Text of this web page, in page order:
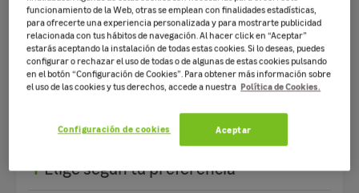
Nosotros nos encargamos de TODO: de entregar la mercancía, de
realizar la obra y de recoger todo al finalizar*.
*(Servicio de retirada de escombro no incluido, consulte
condiciones en tienda)
1 Elige según tu preferencia
funcionamiento de la Web, otras se emplean con finalidades estadísticas,
para ofrecerte una experiencia personalizada y para mostrarte publicidad
relacionada con tus hábitos de navegación. Al hacer click en “Aceptar”
estarás aceptando la instalación de todas estas cookies. Si lo deseas, puedes
configurar o rechazar el uso de todas o de algunas de estas cookies pulsando
en el botón “Configuración de Cookies”. Para obtener más información sobre
el uso de las cookies y tus derechos, accede a nuestra Política de Cookies.
Aceptar
Configuración de cookies